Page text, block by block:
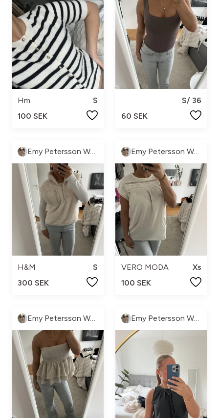
Hm
S
100 SEK
S/ 36
60 SEK
Emy Petersson Wennborg
H&M
S
300 SEK
Emy Petersson Wennborg
VERO MODA
Xs
100 SEK
Emy Petersson Wennborg Emy Petersson Wennborg